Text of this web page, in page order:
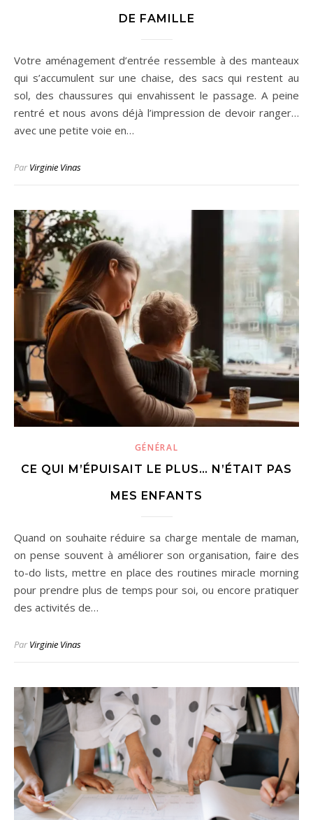
DE FAMILLE
Votre aménagement d’entrée ressemble à des manteaux
qui s’accumulent sur une chaise, des sacs qui restent au
sol, des chaussures qui envahissent le passage. A peine
rentré et nous avons déjà l’impression de devoir ranger…
avec une petite voie en…
ParVirginie Vinas
GÉNÉRAL
CE QUI M’ÉPUISAIT LE PLUS… N’ÉTAIT PAS
MES ENFANTS
Quand on souhaite réduire sa charge mentale de maman,
on pense souvent à améliorer son organisation, faire des
to-do lists, mettre en place des routines miracle morning
pour prendre plus de temps pour soi, ou encore pratiquer
des activités de…
ParVirginie Vinas